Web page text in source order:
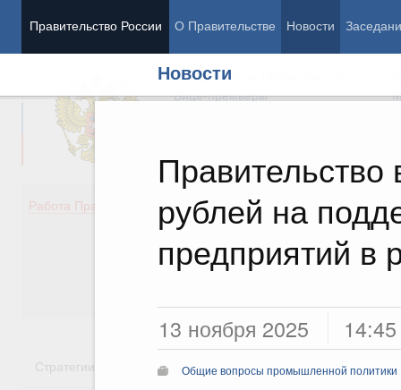
Правительство России О Правительстве Новости
Новости
рублей на
предприятий в
13 ноября 2025 14:45
Общие вопросы промышленной политики
Председатель Правительства
Вице-премьеры
Работа Правительства
Демография
Здоровье
Культура
Стратегии Государственные программы